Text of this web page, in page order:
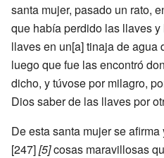
santa mujer, pasado un rato,
que había perdido las llaves
llaves en un[a] tinaja de
luego que fue las encontró
dicho, y túvose por milagro,
Dios saber de las llaves por
De esta santa mujer se
[247][5]cosas maravillosas